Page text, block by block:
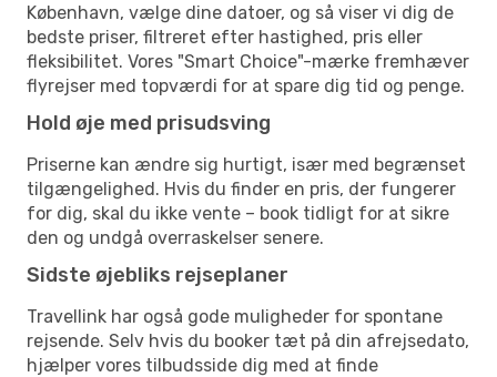
København, vælge dine datoer, og så viser vi dig de
bedste priser, filtreret efter hastighed, pris eller
fleksibilitet. Vores "Smart Choice"-mærke fremhæver
flyrejser med topværdi for at spare dig tid og penge.
Hold øje med prisudsving
Priserne kan ændre sig hurtigt, især med begrænset
tilgængelighed. Hvis du finder en pris, der fungerer
for dig, skal du ikke vente – book tidligt for at sikre
den og undgå overraskelser senere.
Sidste øjebliks rejseplaner
Travellink har også gode muligheder for spontane
rejsende. Selv hvis du booker tæt på din afrejsedato,
hjælper vores tilbudsside dig med at finde